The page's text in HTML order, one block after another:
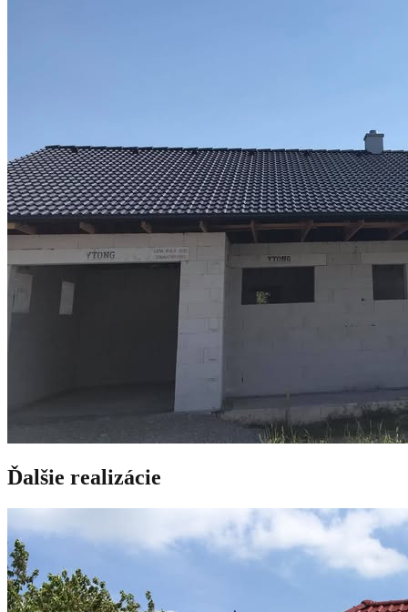
Ďalšie realizácie